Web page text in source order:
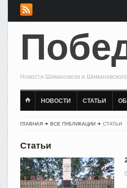
Новости Шимановска и
НОВОСТИ СТАТЬИ
ГЛАВНАЯ ВСЕ ПУБЛИКАЦИИ СТАТЬИ
Статьи